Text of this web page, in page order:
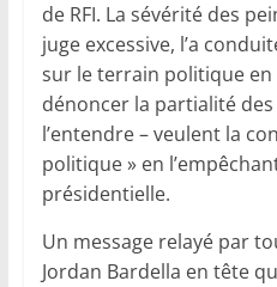
de RFI. La sévérité des
juge excessive, l’a
sur le terrain politique
dénoncer la partialité
l’entendre – veulent la
politique » en
présidentielle.
Un message relayé par
Jordan Bardella en tête